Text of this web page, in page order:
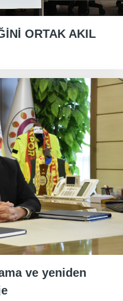
ORTAK AKIL
ve yeniden